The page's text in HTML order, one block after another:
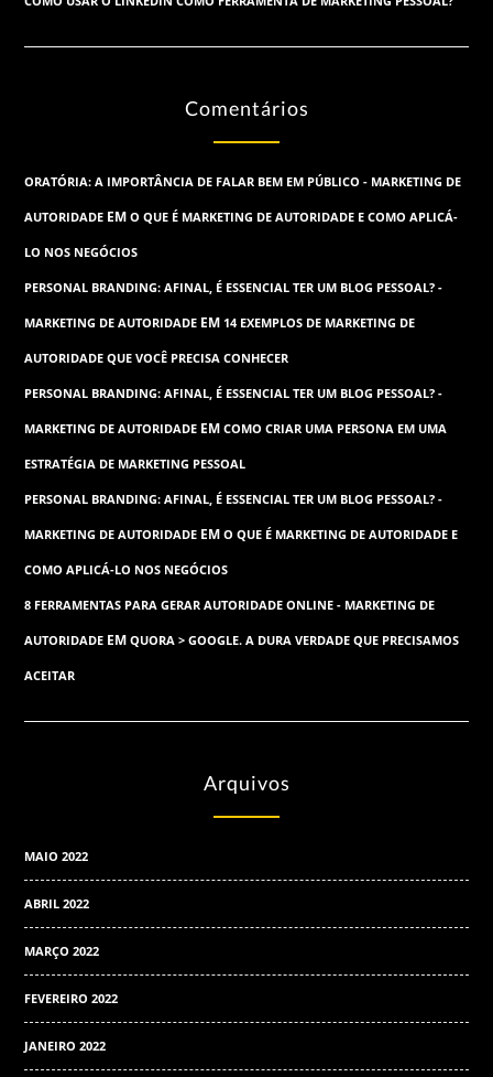
Comentários
ORATÓRIA: A IMPORTÂNCIA DE FALAR BEM EM PÚBLICO - MARKETING DE
AUTORIDADE EMO QUE É MARKETING DE AUTORIDADE E COMO APLICÁ-
LO NOS NEGÓCIOS
PERSONAL BRANDING: AFINAL, É ESSENCIAL TER UM BLOG PESSOAL? -
MARKETING DE AUTORIDADE EM 14 EXEMPLOS DE MARKETING DE
AUTORIDADE QUE VOCÊ PRECISA CONHECER
PERSONAL BRANDING: AFINAL, É ESSENCIAL TER UM BLOG PESSOAL? -
MARKETING DE AUTORIDADE EMCOMO CRIAR UMA PERSONA EM UMA
ESTRATÉGIA DE MARKETING PESSOAL
PERSONAL BRANDING: AFINAL, É ESSENCIAL TER UM BLOG PESSOAL? -
MARKETING DE AUTORIDADE EMO QUE É MARKETING DE AUTORIDADE E
COMO APLICÁ-LO NOS NEGÓCIOS
8 FERRAMENTAS PARA GERAR AUTORIDADE ONLINE - MARKETING DE
AUTORIDADE EMQUORA > GOOGLE. A DURA VERDADE QUE PRECISAMOS
ACEITAR
Arquivos
MAIO 2022
ABRIL 2022
MARÇO 2022
FEVEREIRO 2022
JANEIRO 2022